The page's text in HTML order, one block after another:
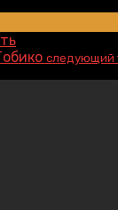
следующий